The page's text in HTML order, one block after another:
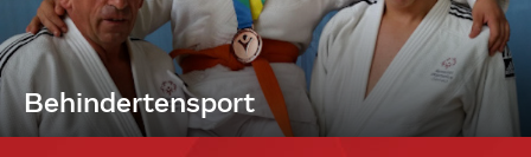
Behindertensport